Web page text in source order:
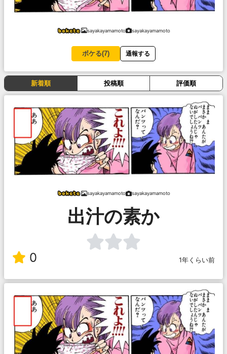
sayakayamamoto sayakayamamoto
ボケる(7) 通報する
新着順 投稿順 評価順
sayakayamamoto sayakayamamoto
出汁の素か
0 1年くらい前